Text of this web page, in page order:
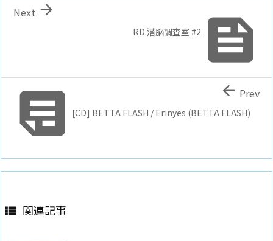

RD 潜脳調査室 #2

Next
[CD] BETTA FLASH / Erinyes (BETTA FLASH)
 Prev
 関連記事